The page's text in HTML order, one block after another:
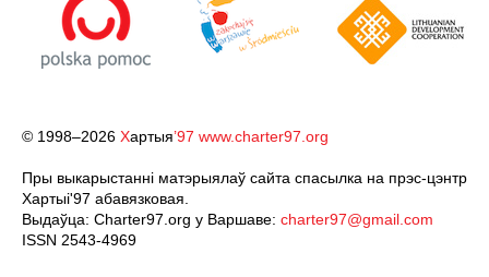
© 1998–2026 Хартыя’97 www.charter97.org
Пры выкарыстанні матэрыялаў сайта спасылка на прэс-цэнтр
Хартыi'97 абавязковая.
Выдаўца: Charter97.org у Варшаве: charter97@gmail.com
ISSN 2543-4969